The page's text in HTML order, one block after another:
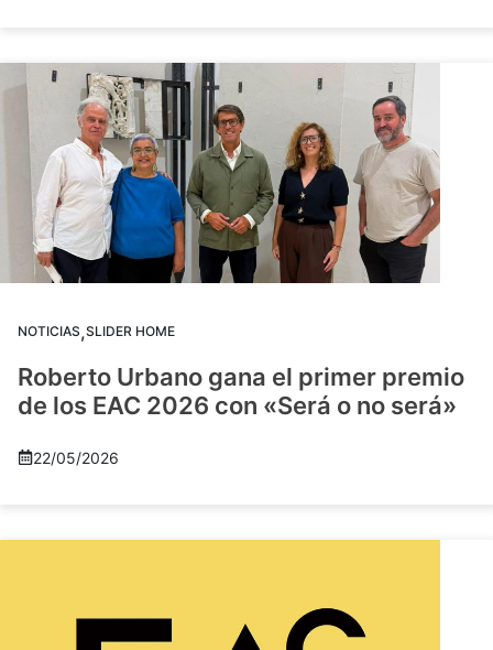
NOTICIAS,SLIDER HOME
Roberto Urbano gana el primer premio
de los EAC 2026 con «Será o no será»
22/05/2026